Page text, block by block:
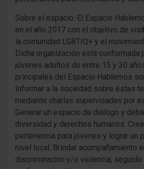
Sobre el espacio: El Espacio
en el año 2017 con el objetivo de
la comunidad LGBTIQ+ y el
Dicha organización está conformada
jóvenes adultos de entre 15 y 30
principales del Espacio Hablemos
Informar a la sociedad sobre éstas
mediante charlas supervisadas por
Generar un espacio de diálogo y
diversidad y derechos humanos.
pertenencia para jóvenes y lograr un
nivel local. Brindar acompañamiento
discriminación y/o violencia;